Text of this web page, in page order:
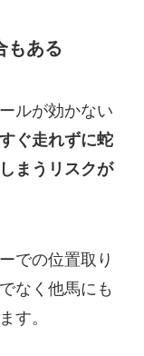
もある
ルが効かない
ぐ走れずに蛇
まうリスクが
での位置取り
なく他馬にも
す。